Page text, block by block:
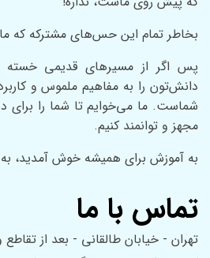
بخاطر تمام این حس‌های مشترکه که
پس اگر از مسیر‌های قدیمی خسته
دانش‌تون را به مفاهیم ملموس و
شماست. ما می‌خوایم تا شما را برای
مجهز و توانمند کنیم.
به آموزش برای همیشه خوش آمدید،
تماس با ما
تهران - خیابان طالقانی - بعد از